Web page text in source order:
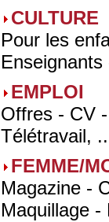
CULTURE
Pour les
EMPLOI
Offres - CV
Télétravail,
FEMME/
Magazine -
Maquillage -